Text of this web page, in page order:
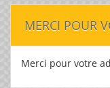
MERCI POUR
Merci pour votre